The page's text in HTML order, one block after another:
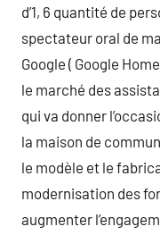
d’1, 6 quantité de
spectateur oral de
Google ( Google
le marché des
qui va donner
la maison de
le modèle et le
modernisation des
augmenter